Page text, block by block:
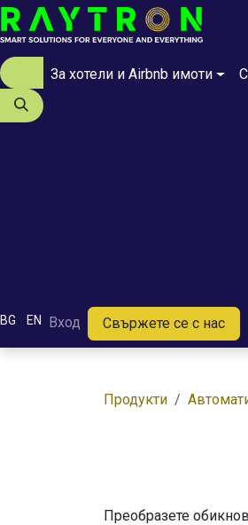
Преминете към съдържание
За хотели и Airbnb имоти
BG EN Вход Свържете се с нас
Продукти
Преобразете